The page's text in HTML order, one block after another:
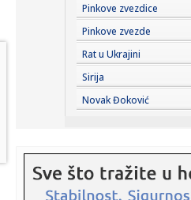
12:21:NOVI DIV U TEL
Makabi!
12:19:Američki senator
prijedlog z...
12:19:Vučić se obraća
inte...
12:18: Profiterski i sebični
Vučevi...
Pinkove zvezdice
Pinkove zvezde
Rat u Ukrajini
Sirija
Novak Đoković